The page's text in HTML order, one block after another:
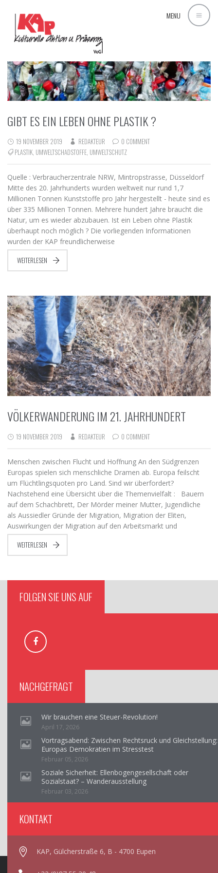
MENU
GIBT ES EIN LEBEN OHNE PLASTIK ?
19 NOVEMBER 2019 REDAKTEUR
0 COMMENT
PLASTIK UMWELTSCHADSTOFFE UMWELTSCHUTZ
Quelle : Verbraucherzentrale NRW, Mintropstrasse, Düsseldorf
Mitte des 20. Jahrhunderts wurden weltweit nur rund 1,7
Millionen Tonnen Kunststoffe pro Jahr hergestellt - heute sind es
über 335 Millionen Tonnen. Mehrere hundert Jahre braucht die
Natur, um es wieder abzubauen. Ist ein Leben ohne Plastik
überhaupt noch möglich ? Die vorliegenden Informationen
wurden der KAP freundlicherweise
WEITERLESEN
VÖLKERWANDERUNG IM 21. JAHRHUNDERT
19 NOVEMBER 2019 REDAKTEUR 0 COMMENT
Menschen zwischen Flucht und Hoffnung An den Südgrenzen
Europas spielen sich menschliche Dramen ab. Europa feilscht
um Flüchtlingsquoten pro Land. Sind wir überfordert?
Nachstehend eine Übersicht über die Themenvielfalt : Bauern
auf dem Schachbrett, Der Mörder meiner Mutter, Jugendliche
als Aussiedler Gründe der Migration, Migration der Eliten,
Auswirkungen der Migration auf den Arbeitsmarkt und
WEITERLESEN
FOLGEN SIE UNS AUF
NACHGEFRAGT
Wir brauchen eine Steuer-Revolution!
April 17, 2026
Vortragsabend: Zwischen Rechtsruck und Gleichstellung:
Europas Demokratien im Stresstest
Februar 05, 2026
Soziale Sicherheit: Ellenbogengesellschaft oder
Sozialstaat? – Wanderausstellung
Februar 03, 2026
KONTAKT
KAP, Gülcherstraße 6, B - 4700 Eupen